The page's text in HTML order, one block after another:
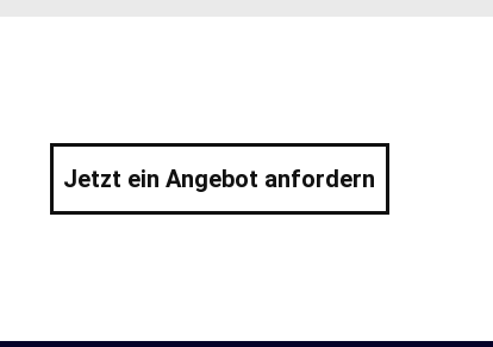
Jetzt ein Angebot anfordern